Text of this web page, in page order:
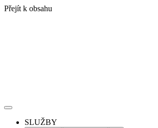
Přejít k obsahu
SLUŽBY